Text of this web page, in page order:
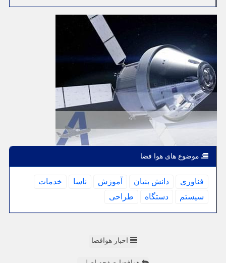
موضوع های هوا فضا
فناوری دانش بنیان آموزش ناسا
خدمات
سیستم
دستگاه طراحی
اخبار هوافضا